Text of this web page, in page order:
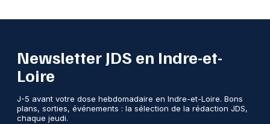
Newsletter JDS en Indre-et-
Loire
J-5 avant votre dose hebdomadaire en Indre-et-Loire. Bons
plans, sorties, événements : la sélection de la rédaction JDS,
chaque jeudi.